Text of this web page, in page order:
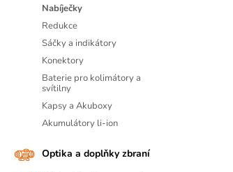
Nabíječky
Redukce
Sáčky a indikátory
Konektory
Baterie pro kolimátory a
svítilny
Kapsy a Akuboxy
Akumulátory li-ion
Optika a doplňky zbraní
č
u